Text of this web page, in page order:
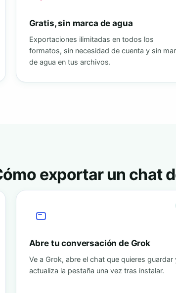
Gratis, sin marca de agua
Exportaciones ilimitadas en todos los
formatos, sin necesidad de cuenta y sin
de agua en tus archivos.
exportar un chat
Abre tu conversación de Grok
Ve a Grok, abre el chat que quieres guardar
actualiza la pestaña una vez tras instalar.